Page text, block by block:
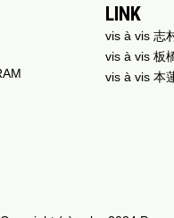
LINK
vis à vis 志
vis à vis 板
vis à vis 本